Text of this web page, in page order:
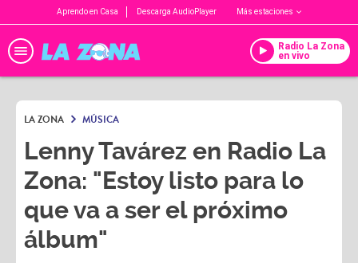
Aprendo en Casa Descarga AudioPlayer Más estaciones
Radio La Zona
en vivo
LA ZONA MÚSICA
Lenny Tavárez en Radio La
Zona: "Estoy listo para lo
que va a ser el próximo
álbum"